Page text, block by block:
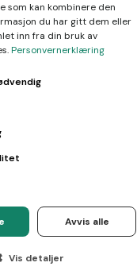
Om oss
For eiendomsmeglere
© 2026Marketplace AS
som kan kombinere den
du har gitt dem eller
inn fra din bruk av
Personvernerklæring
Avvis alle
Vis detaljer